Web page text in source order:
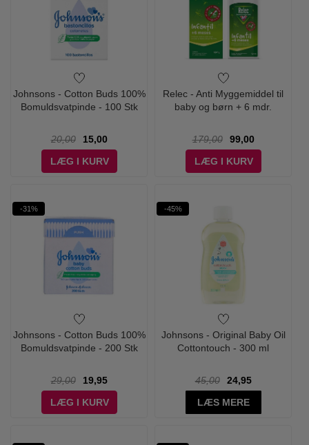
Johnsons - Cotton Buds 100%
Bomuldsvatpinde - 100 Stk
20,00
15,00
LÆG I KURV
Relec - Anti Myggemiddel til
baby og børn + 6 mdr.
179,00
99,00
LÆG I KURV
-31%
Johnsons - Cotton Buds 100%
Bomuldsvatpinde - 200 Stk
29,00
19,95
LÆG I KURV
-45%
Johnsons - Original Baby Oil
Cottontouch - 300 ml
45,00
24,95
LÆS MERE